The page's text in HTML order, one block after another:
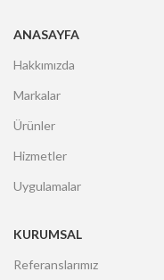
ANASAYFA
Hakkımızda
Markalar
Ürünler
Hizmetler
Uygulamalar
KURUMSAL
Referanslarımız